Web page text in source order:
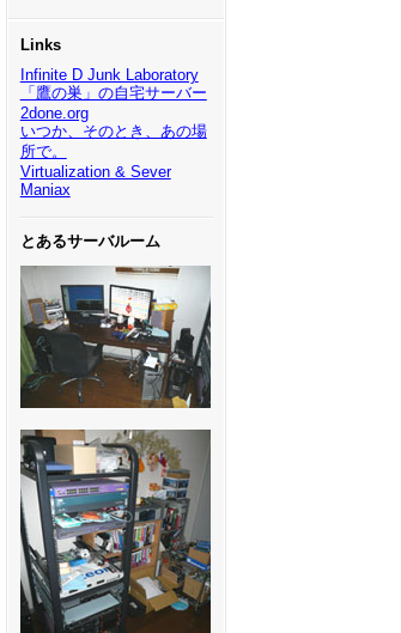
Links
Infinite D Junk Laboratory
「鷹の巣」の自宅サーバー
2done.org
いつか、そのとき、あの場
所で。
Virtualization & Sever
Maniax
とあるサーバルーム